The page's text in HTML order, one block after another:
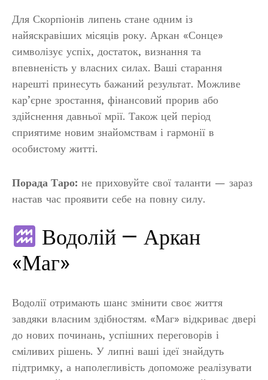
Для Скорпіонів липень стане одним із
найяскравіших місяців року. Аркан «Сонце»
символізує успіх, достаток, визнання та
впевненість у власних силах. Ваші старання
нарешті принесуть бажаний результат. Можливе
кар’єрне зростання, фінансовий прорив або
здійснення давньої мрії. Також цей період
сприятиме новим знайомствам і гармонії в
особистому житті.
Порада Таро: не приховуйте свої таланти — зараз
настав час проявити себе на повну силу.
Водолій — Аркан
«Маг»
Водолії отримають шанс змінити своє життя
завдяки власним здібностям. «Маг» відкриває двері
до нових починань, успішних переговорів і
сміливих рішень. У липні ваші ідеї знайдуть
підтримку, а наполегливість допоможе реалізувати